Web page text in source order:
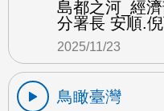
島都之河_經
分署長 安順.
2025/11/23
鳥瞰臺灣